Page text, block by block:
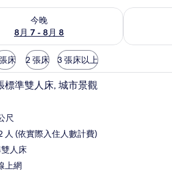
今晚
8月 7 - 8月 8
7 - 8月 8) 的供應情況 查看明天
床 2 張床 3 張床以上
書桌、隔音、免費無線上
標準雙人床, 城市景觀
尺
人 (依實際入住人數計費)
雙人床
上網